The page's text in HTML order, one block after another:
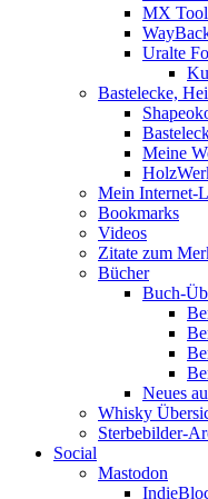
MX
Uralte
Bastelecke,
Meine
Mein Internet-
Bookmarks
Videos
Zitate zum
Bücher
Buch-
Neues
Whisky
Sterbebilder-
Social
Mastodon